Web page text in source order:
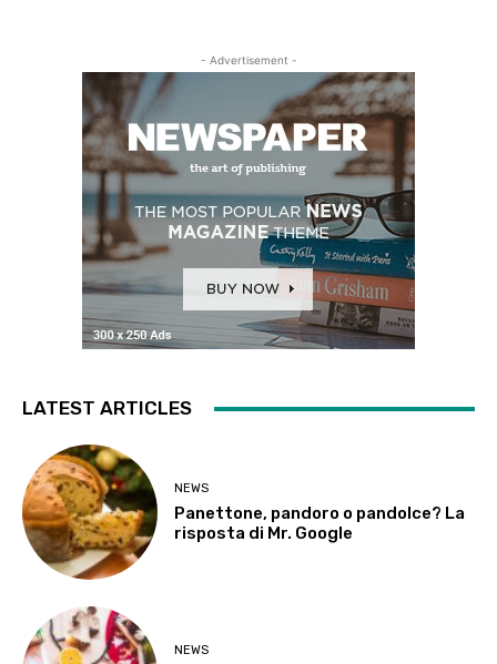
- Advertisement -
LATEST ARTICLES
NEWS
Panettone, pandoro o pandolce? La
risposta di Mr. Google
NEWS